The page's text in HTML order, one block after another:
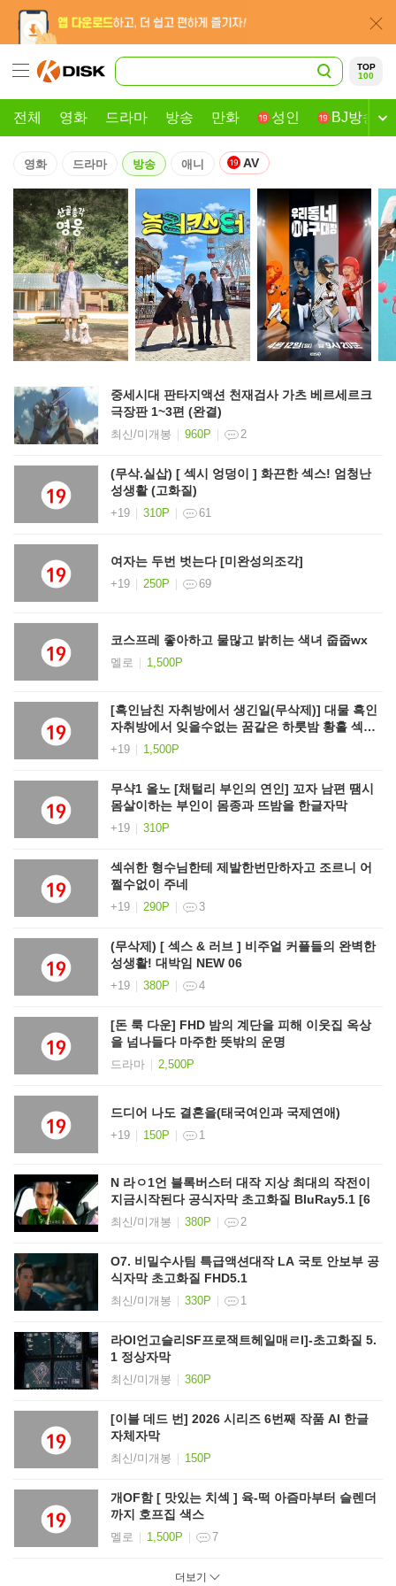
TOP
100
전체 영화 드라마 방송 만화 성인 BJ방송
영화 드라마 방송 애니 AV
중세시대 판타지액션 천재검사 가츠 베르세르크
극장판 1~3편 (완결)
최신/미개봉 960P 2
(무삭.실삽) [ 섹시 엉덩이 ] 화끈한 섹스! 엄청난
성생활 (고화질)
+19 310P 61
여자는 두번 벗는다 [미완성의조각]
+19 250P 69
코스프레 좋아하고 물많고 밝히는 색녀 줍줍wx
멜로 1,500P
[흑인남친 자취방에서 생긴일(무삭제)] 대물 흑인
자취방에서 잊을수없는 꿈같은 하룻밤 황홀 섹
스!!!
+19 1,500P
무샥1 올노 [채털리 부인의 연인] 꼬자 남편 땜시
몸살이하는 부인이 몸종과 뜨밤을 한글자막
+19 310P
섹쉬한 형수님한테 제발한번만하자고 조르니 어
쩔수없이 주네
+19 290P 3
(무삭제) [ 섹스 & 러브 ] 비주얼 커플들의 완벽한
성생활! 대박임 NEW 06
+19 380P 4
[돈 룩 다운] FHD 밤의 계단을 피해 이웃집 옥상
을 넘나들다 마주한 뜻밖의 운명
드라마 2,500P
드디어 나도 결혼을(태국여인과 국제연애)
+19 150P 1
N 라ㅇ1언 블록버스터 대작 지상 최대의 작전이
지금시작된다 공식자막 초고화질 BluRay5.1 [6
최신/미개봉 380P 2
O7. 비밀수사팀 특급액션대작 LA 국토 안보부 공
식자막 초고화질 FHD5.1
최신/미개봉 330P 1
라Ol언고슬리SF프로잭트헤일매ㄹl]-초고화질 5.
1 정상자막
최신/미개봉 360P
[이블 데드 번] 2026 시리즈 6번째 작품 AI 한글
자체자막
최신/미개봉 150P
개OF함 [ 맛있는 치섹 ] 육-떡 아즘마부터 슬렌더
까지 호프집 색스
멜로 1,500P 7
더보기